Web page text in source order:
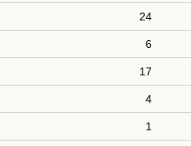
24
6
17
4
1